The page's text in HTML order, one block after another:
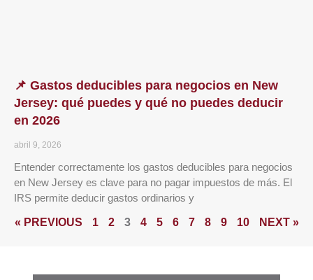
📌 Gastos deducibles para negocios en New
Jersey: qué puedes y qué no puedes deducir
en 2026
abril 9, 2026
Entender correctamente los gastos deducibles para negocios
en New Jersey es clave para no pagar impuestos de más. El
IRS permite deducir gastos ordinarios y
« PREVIOUS 1 2 3 4 5 6 7 8 9 10 NEXT »